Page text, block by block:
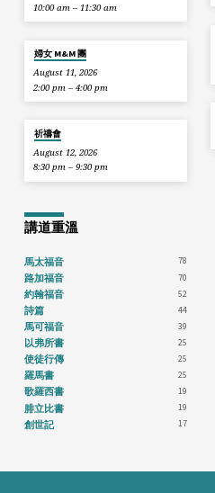
10:00 am – 11:30 am
婦女 M&M 團
August 11, 2026
2:00 pm – 4:00 pm
祈禱會
August 12, 2026
8:30 pm – 9:30 pm
講道重溫
馬太福音 78
路加福音 70
約翰福音 52
詩篇 44
馬可福音 39
以弗所書 25
使徒行傳 25
羅馬書 25
歌羅西書 19
腓立比書 19
創世記 17